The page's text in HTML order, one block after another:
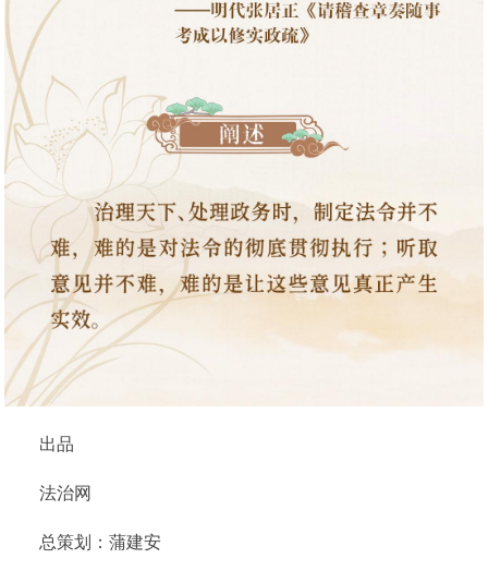
出品
法治网
总策划：蒲建安